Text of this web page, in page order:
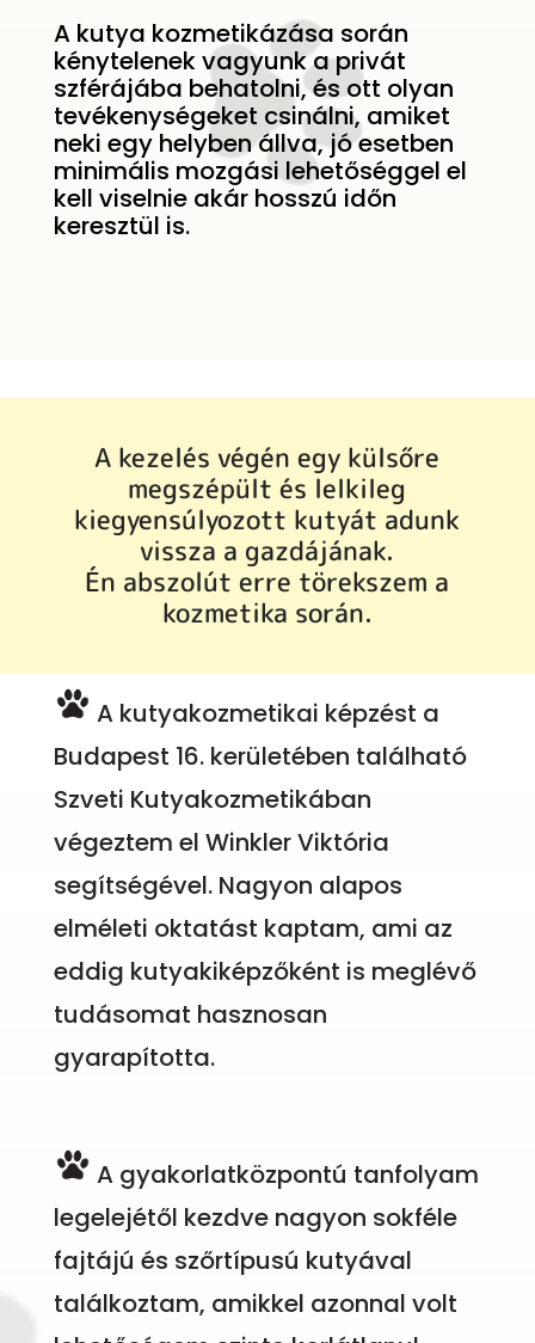
A kutya kozmetikázása során
kénytelenek vagyunk a privát
szférájába behatolni, és ott olyan
tevékenységeket csinálni, amiket
neki egy helyben állva, jó esetben
minimális mozgási lehetőséggel el
kell viselnie akár hosszú időn
keresztül is.
A kezelés végén egy külsőre
megszépült és lelkileg
kiegyensúlyozott kutyát adunk
vissza a gazdájának.
Én abszolút erre törekszem a
kozmetika során.
A kutyakozmetikai képzést a
Budapest 16. kerületében található
Szveti Kutyakozmetikában
végeztem el Winkler Viktória
segítségével. Nagyon alapos
elméleti oktatást kaptam, ami az
eddig kutyakiképzőként is meglévő
tudásomat hasznosan
gyarapította.
A gyakorlatközpontú tanfolyam
legelejétől kezdve nagyon sokféle
fajtájú és szőrtípusú kutyával
találkoztam, amikkel azonnal volt